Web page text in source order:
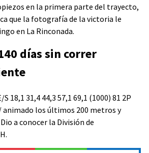
en la primera parte del trayecto,
que la fotografía de la victoria le
en La Rinconada.
días sin correr
18,1 31,4 44,3 57,1 69,1 (1000) 81 2P
animado los últimos 200 metros y
a conocer la División de